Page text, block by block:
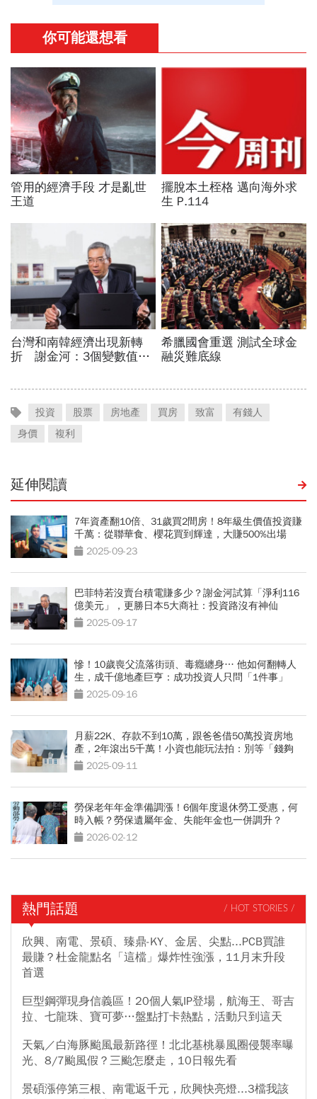
投資 股票 房地產 買房 致富
有錢人
身價
複利
延伸閱讀
7年資產翻10倍、31歲買2間房！8年級生價值投資賺
千萬：從聯華食、櫻花買到輝達，大賺500%出場
2025-09-23
巴菲特若沒賣台積電賺多少？謝金河試算「淨利116
億美元」，更勝日本5大商社：投資路沒有神仙
2025-09-17
慘！10歲喪父流落街頭、毒癮纏身… 他如何翻轉人
生，成千億地產巨亨：成功投資人只問「1件事」
2025-09-16
月薪22K、存款不到10萬，跟爸爸借50萬投資房地
產，2年滾出5千萬！小資也能玩法拍：別等「錢夠
了」才開始
2025-09-11
勞保老年年金準備調漲！6個年度退休勞工受惠，何
時入帳？勞保遺屬年金、失能年金也一併調升？
2026-02-12
熱門話題 / HOT STORIES /
欣興、南電、景碩、臻鼎-KY、金居、尖點...PCB買誰
最賺？杜金龍點名「這檔」爆炸性強漲，11月末升段
首選
巨型鋼彈現身信義區！20個人氣IP登場，航海王、哥吉
拉、七龍珠、寶可夢…盤點打卡熱點，活動只到這天
天氣／白海豚颱風最新路徑！北北基桃暴風圈侵襲率曝
光、8/7颱風假？三颱怎麼走，10日報先看
景碩漲停第三根、南電返千元，欣興快亮燈...3檔我該